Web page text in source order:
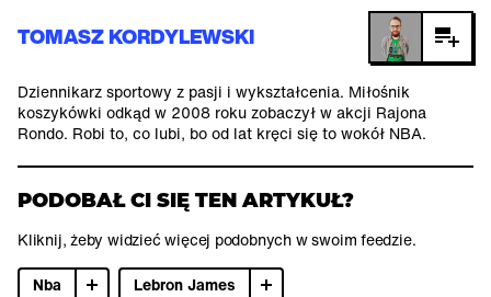
TOMASZ KORDYLEWSKI
Dziennikarz sportowy z pasji i wykształcenia. Miłośnik
koszykówki odkąd w 2008 roku zobaczył w akcji Rajona
Rondo. Robi to, co lubi, bo od lat kręci się to wokół NBA.
PODOBAŁ CI SIĘ TEN ARTYKUŁ?
Kliknij, żeby widzieć więcej podobnych w swoim feedzie.
Nba
Lebron James